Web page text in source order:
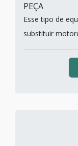
PEÇA
Esse tipo de
substituir